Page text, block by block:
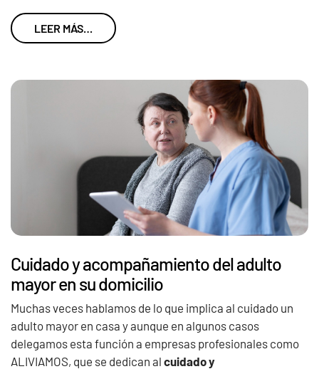
LEER MÁS…
Cuidado y acompañamiento del adulto
mayor en su domicilio
Muchas veces hablamos de lo que implica al cuidado un
adulto mayor en casa y aunque en algunos casos
delegamos esta función a empresas profesionales como
ALIVIAMOS, que se dedican al cuidado y